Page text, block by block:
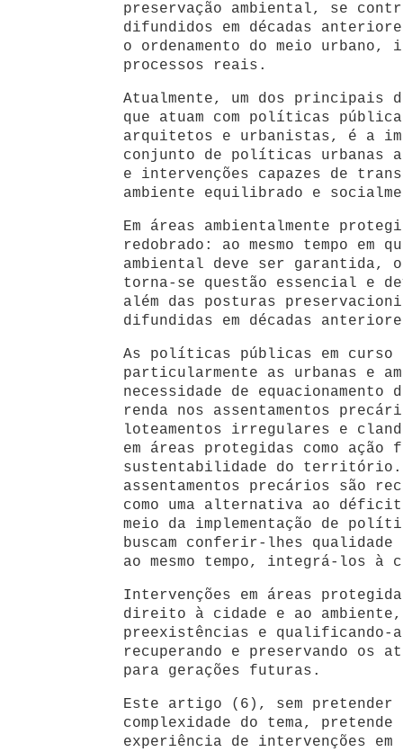
preservação ambiental, se
difundidos em décadas
o ordenamento do meio urbano,
processos reais.
Atualmente, um dos principais
que atuam com políticas
arquitetos e urbanistas, é a
conjunto de políticas urbanas
e intervenções capazes de
ambiente equilibrado e
Em áreas ambientalmente
redobrado: ao mesmo tempo em
ambiental deve ser garantida,
torna-se questão essencial e
além das posturas
difundidas em décadas
As políticas públicas em
particularmente as urbanas e
necessidade de equacionamento
renda nos assentamentos
loteamentos irregulares e
em áreas protegidas como ação
sustentabilidade do
assentamentos precários são
como uma alternativa ao
meio da implementação de
buscam conferir-lhes
ao mesmo tempo, integrá-los à
Intervenções em áreas
direito à cidade e ao ambiente,
preexistências e qualificando-
recuperando e preservando os
para gerações futuras.
Este artigo (6), sem pretender
complexidade do tema,
experiência de intervenções